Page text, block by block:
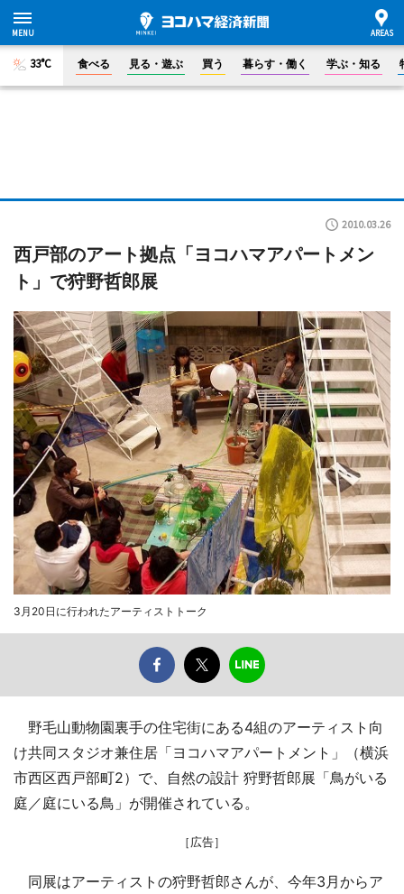
33°C 食べる 見る・遊ぶ 買う 暮らす・働く 学ぶ・知る
2010.03.26
西戸部のアート拠点「ヨコハマアパートメン
ト」で狩野哲郎展
3月20日に行われたアーティストトーク
野毛山動物園裏手の住宅街にある4組のアーティスト向
け共同スタジオ兼住居「ヨコハマアパートメント」（横浜
市西区西戸部町2）で、自然の設計 狩野哲郎展「鳥がいる
庭／庭にいる鳥」が開催されている。
［広告］
同展はアーティストの狩野哲郎さんが、今年3月からア